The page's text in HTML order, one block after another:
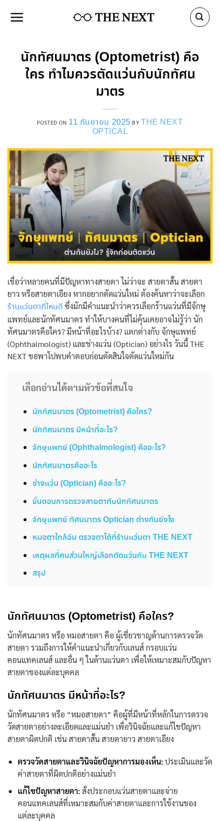
นักทัศนมาตร (Optometrist) คือ
ใคร ทำไมควรตัดแว่นกับนักทัศน
มาตร
POSTED ON 11 กันยายน 2025 BY THE NEXT
OPTICAL
เชื่อว่าหลายคนที่มีปัญหาทางสายตา ไม่ว่าจะ สายตาสั้น สายตา
ยาว หรือสายตาเอียง หากอยากตัดแว่นใหม่ ต้องค้นหาว่าจะเลือก
ร้านแว่นตาที่ไหนดี ซึ่งมักมีคำแนะนำว่าควรเลือกร้านแว่นที่มีจักษุ
แพทย์และนักทัศนมาตร ทำให้บางคนที่ไม่คุ้นเคยอาจไม่รู้ว่า นัก
ทัศนมาตรคือใคร? มีหน้าที่อะไรบ้าง? แตกต่างกับ จักษุแพทย์
(Ophthalmologist) และช่างแว่น (Optician) อย่างไร วันนี้ THE
NEXT ขอพาไปพบคำตอบก่อนตัดสินใจตัดแว่นใหม่กัน
เลือกอ่านได้ตามหัวข้อที่สนใจ
นักทัศนมาตร (Optometrist) คือใคร?
นักทัศนมาตร มีหน้าที่อะไร?
จักษุแพทย์ (Ophthalmologist) คืออะไร?
นักทัศนมาตรคืออะไร
ช่างแว่น (Optician) คืออะไร?
ขั้นตอนการตรวจสายตากับนักทัศนมาตร
จักษุแพทย์ ทัศนมาตร Optician ต่างกันยังไง
หมอตาใกล้ฉัน ตรวจตาได้ที่ร้านแว่นตา THE NEXT
เหตุผลที่คนส่วนใหญ่เลือกตัดแว่นกับ THE NEXT
สรุป
นักทัศนมาตร (Optometrist) คือใคร?
นักทัศนมาตร หรือ หมอสายตา คือ ผู้เชี่ยวชาญด้านการตรวจวัด
สายตา รวมถึงการให้คำแนะนำเกี่ยวกับเลนส์ กรอบแว่น
คอนแทคเลนส์ และอื่น ๆ ในด้านแว่นตา เพื่อให้เหมาะสมกับปัญหา
สายตาของแต่ละบุคคล
นักทัศนมาตร มีหน้าที่อะไร?
นักทัศนมาตร หรือ “หมอสายตา” คือผู้ที่มีหน้าที่หลักในการตรวจ
วัดสายตาอย่างละเอียดและแม่นยำ เพื่อวินิจฉัยและแก้ไขปัญหา
สายตาผิดปกติ เช่น สายตาสั้น สายตายาว สายตาเอียง
ตรวจวัดสายตาและวินิจฉัยปัญหาการมองเห็น:ประเมินและวัด
ค่าสายตาที่ผิดปกติอย่างแม่นยำ
แก้ไขปัญหาสายตา:สั่งประกอบแว่นสายตาและจ่าย
คอนแทคเลนส์ที่เหมาะสมกับค่าสายตาและการใช้งานของ
แต่ละบุคคล